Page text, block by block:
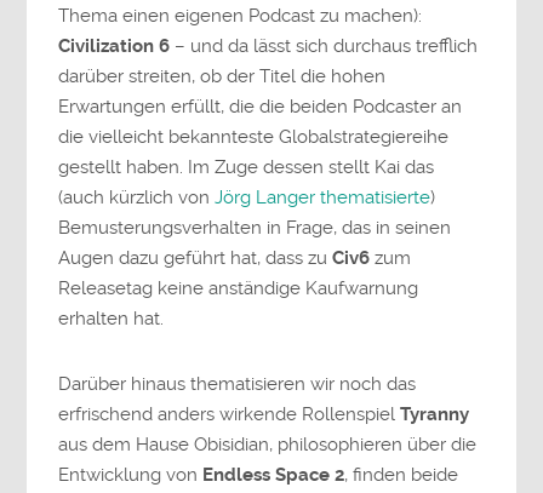
Thema einen eigenen Podcast zu machen):
Civilization 6 – und da lässt sich durchaus trefflich
darüber streiten, ob der Titel die hohen
Erwartungen erfüllt, die die beiden Podcaster an
die vielleicht bekannteste Globalstrategiereihe
gestellt haben. Im Zuge dessen stellt Kai das
(auch kürzlich vonJörg Langer thematisierte)
Bemusterungsverhalten in Frage, das in seinen
Augen dazu geführt hat, dass zuCiv6 zum
Releasetag keine anständige Kaufwarnung
erhalten hat.
Darüber hinaus thematisieren wir noch das
erfrischend anders wirkende RollenspielTyranny
aus dem Hause Obisidian, philosophieren über die
Entwicklung von Endless Space 2, finden beide